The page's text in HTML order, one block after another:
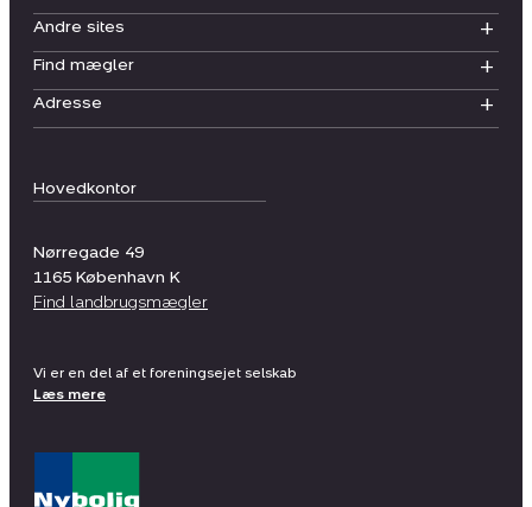
Hovedkontor
Nørregade 49
1165 København K
Find landbrugsmægler
Andre sites
Find mægler
Adresse
Vi er en del af et foreningsejet selskab
Læs mere